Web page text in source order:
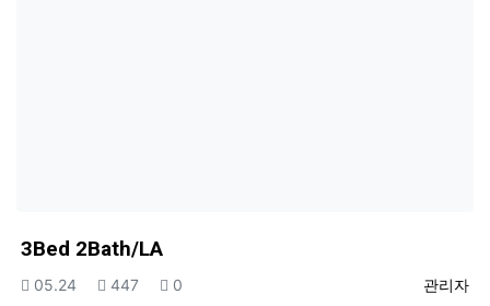
3Bed 2Bath/LA
등록자
관리자
등록일
05.24 조회
447 추천
0